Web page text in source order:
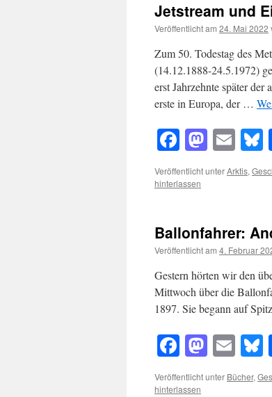
Jetstream und
Veröffentlicht am 24. Mai 2022
Zum 50. Todestag des
(14.12.1888-24.5.1972)
erst Jahrzehnte später
erste in Europa, der …
Facebook
Veröffentlicht unterArktis,
hinterlassen
Ballonfahrer:
Veröffentlicht am 4. Februar
Gestern hörten wir den
Mittwoch über die
1897. Sie begann auf
Facebook
Veröffentlicht unter Bücher,
hinterlassen